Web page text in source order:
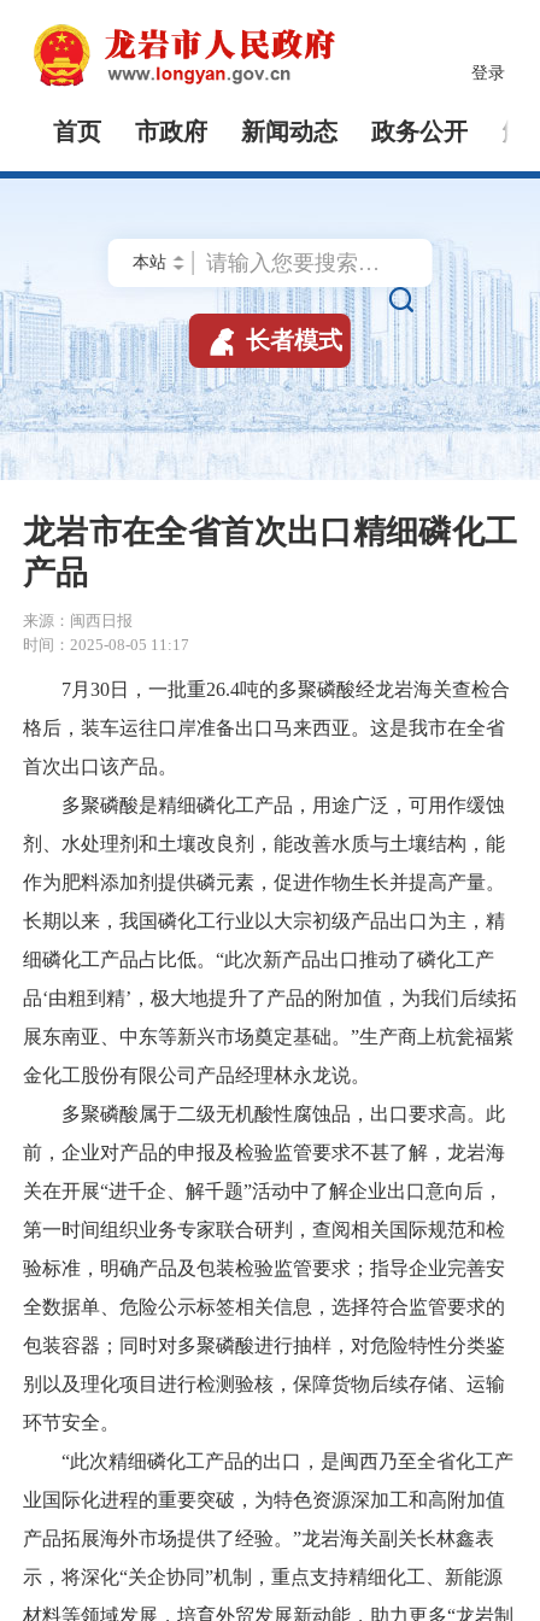
登录
首页 市政府 新闻动态 政务公开 解

 长者模式
龙岩市在全省首次出口精细磷化工
产品
来源：闽西日报
时间：2025-08-05 11:17
7月30日，一批重26.4吨的多聚磷酸经龙岩海关查检合
格后，装车运往口岸准备出口马来西亚。这是我市在全省
首次出口该产品。
多聚磷酸是精细磷化工产品，用途广泛，可用作缓蚀
剂、水处理剂和土壤改良剂，能改善水质与土壤结构，能
作为肥料添加剂提供磷元素，促进作物生长并提高产量。
长期以来，我国磷化工行业以大宗初级产品出口为主，精
细磷化工产品占比低。“此次新产品出口推动了磷化工产
品‘由粗到精’，极大地提升了产品的附加值，为我们后续拓
展东南亚、中东等新兴市场奠定基础。”生产商上杭瓮福紫
金化工股份有限公司产品经理林永龙说。
多聚磷酸属于二级无机酸性腐蚀品，出口要求高。此
前，企业对产品的申报及检验监管要求不甚了解，龙岩海
关在开展“进千企、解千题”活动中了解企业出口意向后，
第一时间组织业务专家联合研判，查阅相关国际规范和检
验标准，明确产品及包装检验监管要求；指导企业完善安
全数据单、危险公示标签相关信息，选择符合监管要求的
包装容器；同时对多聚磷酸进行抽样，对危险特性分类鉴
别以及理化项目进行检测验核，保障货物后续存储、运输
环节安全。
“此次精细磷化工产品的出口，是闽西乃至全省化工产
业国际化进程的重要突破，为特色资源深加工和高附加值
产品拓展海外市场提供了经验。”龙岩海关副关长林鑫表
示，将深化“关企协同”机制，重点支持精细化工、新能源
材料等领域发展，培育外贸发展新动能，助力更多“龙岩制